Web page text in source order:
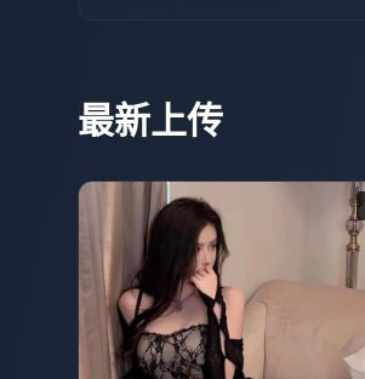
最新上传